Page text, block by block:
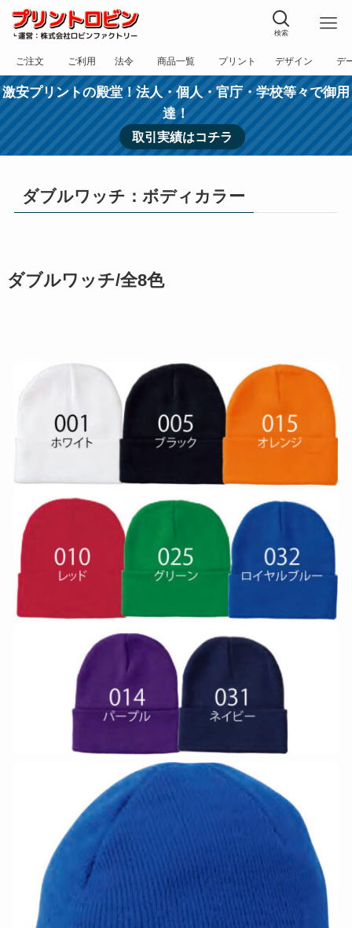
検索
ご注文
フォーム
ご利用
規約
法令
表記
商品一覧
カテゴリー
プリント
方法
デザイン
依頼
デ
入
激安プリントの殿堂！法人・個人・官庁・学校等々で御用
達！
取引実績はコチラ
ダブルワッチ：ボディカラー
ダブルワッチ/全8色